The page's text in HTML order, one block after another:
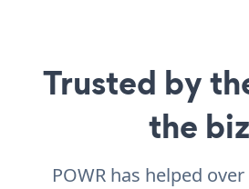
Trusted by
the
POWR has helped